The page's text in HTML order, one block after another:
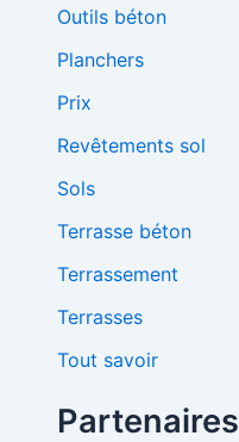
Outils béton
Planchers
Prix
Revêtements sol
Sols
Terrasse béton
Terrassement
Terrasses
Tout savoir
Partenaires